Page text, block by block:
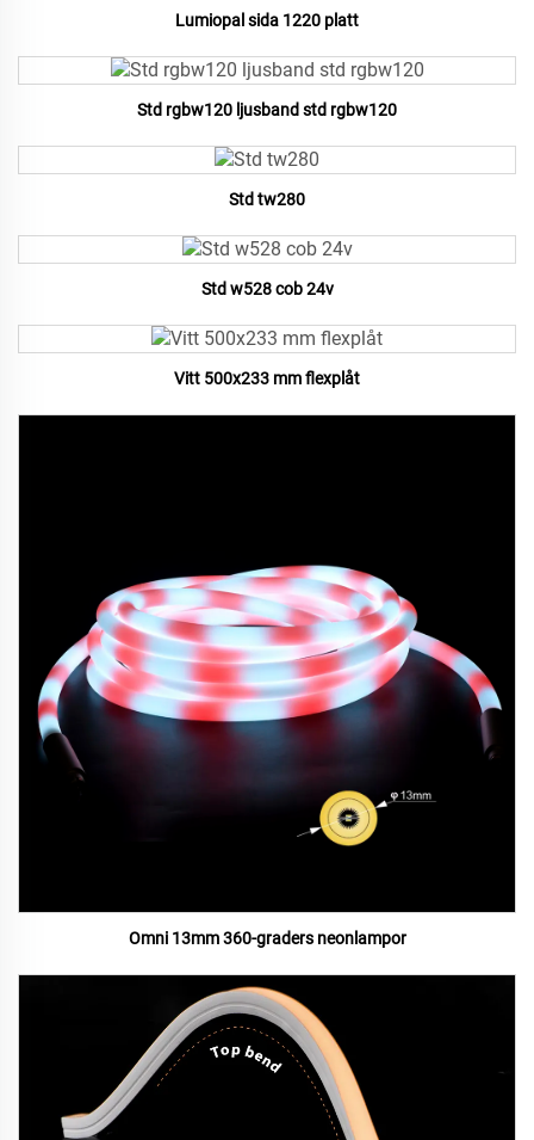
Lumiopal sida 1220 platt
Std rgbw120 ljusband std rgbw120
Std tw280
Std w528 cob 24v
Vitt 500x233 mm flexplåt
Omni 13mm 360-graders neonlampor